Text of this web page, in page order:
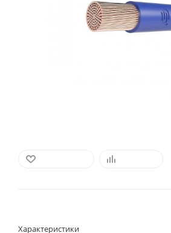
Характеристики